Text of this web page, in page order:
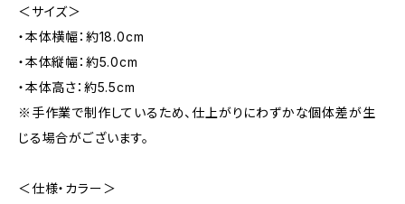
＜サイズ＞
・本体横幅：約18.0cm
・本体縦幅：約5.0cm
・本体高さ：約5.5cm
※手作業で制作しているため、仕上がりにわずかな個体差が生
じる場合がございます。
＜仕様・カラー＞